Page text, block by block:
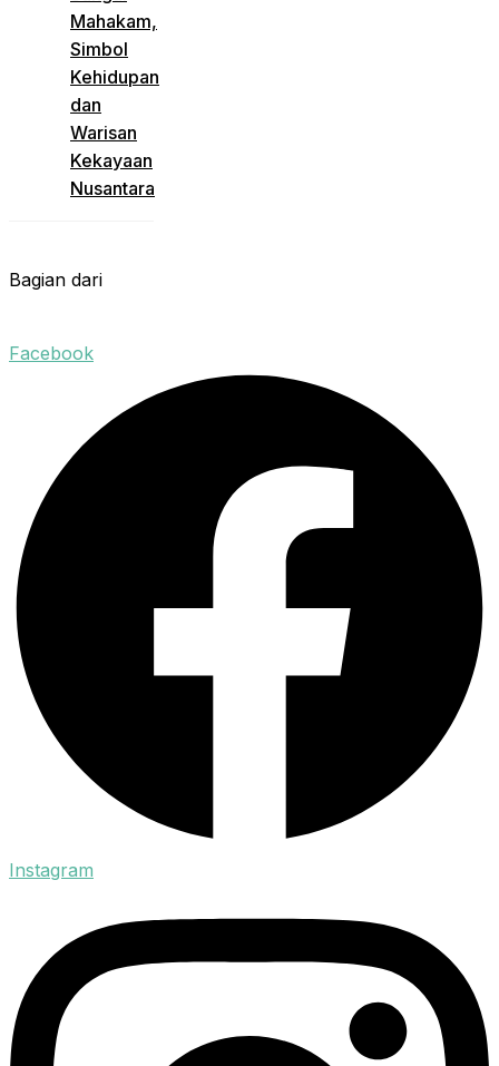
Mahakam,
Simbol
Kehidupan
dan
Warisan
Kekayaan
Nusantara
Bagian dari
Facebook
Instagram